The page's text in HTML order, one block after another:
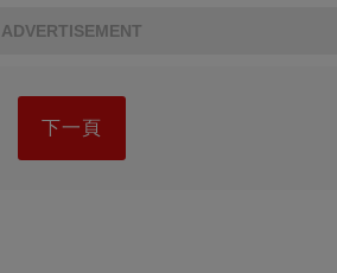
ADVERTISEMENT
下一頁